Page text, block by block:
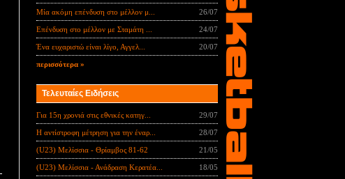
Μία ακόμη επένδυση στο μέλλον μ... 26/07
Επένδυση στο μέλλον με Σταμάτη ... 24/07
Ένα ευχαριστώ είναι λίγο, Αγγελ... 20/07
περισσότερα »
Τελευταίες Ειδήσεις
Για 15η χρονιά στις εθνικές κατηγ... 29/07
Η αντίστροφη μέτρηση για την έναρ... 28/07
(U23) Μελίσσια - Θρίαμβος 81-62 21/05
(U23) Μελίσσια - Ανάδραση Κερατέα... 18/05